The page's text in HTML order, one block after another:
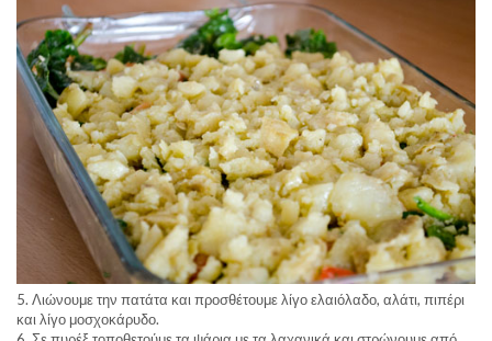
5. Λιώνουμε την πατάτα και προσθέτουμε λίγο ελαιόλαδο, αλάτι, πιπέρι
και λίγο μοσχοκάρυδο.